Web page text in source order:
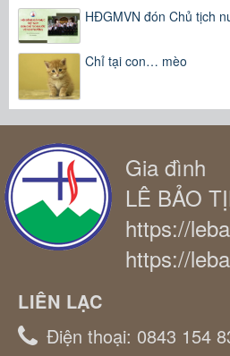
HĐGMVN đón Chủ tịch
Chỉ tại con… mèo
Gia đình
LÊ BẢO
https://
https://
LIÊN LẠC
Điện thoại: 0843 154